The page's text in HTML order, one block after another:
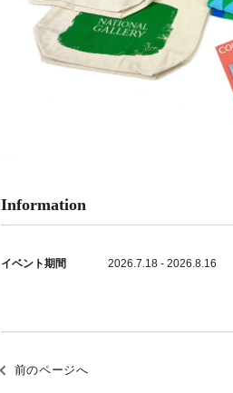
Information
イベント期間 2026.7.18 - 2026.8.16
前のページへ